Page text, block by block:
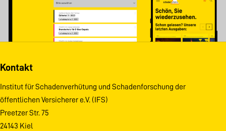
Kontakt
Institut für Schadenverhütung und Schadenforschung der
öffentlichen Versicherer e.V. (IFS)
Preetzer Str. 75
24143 Kiel